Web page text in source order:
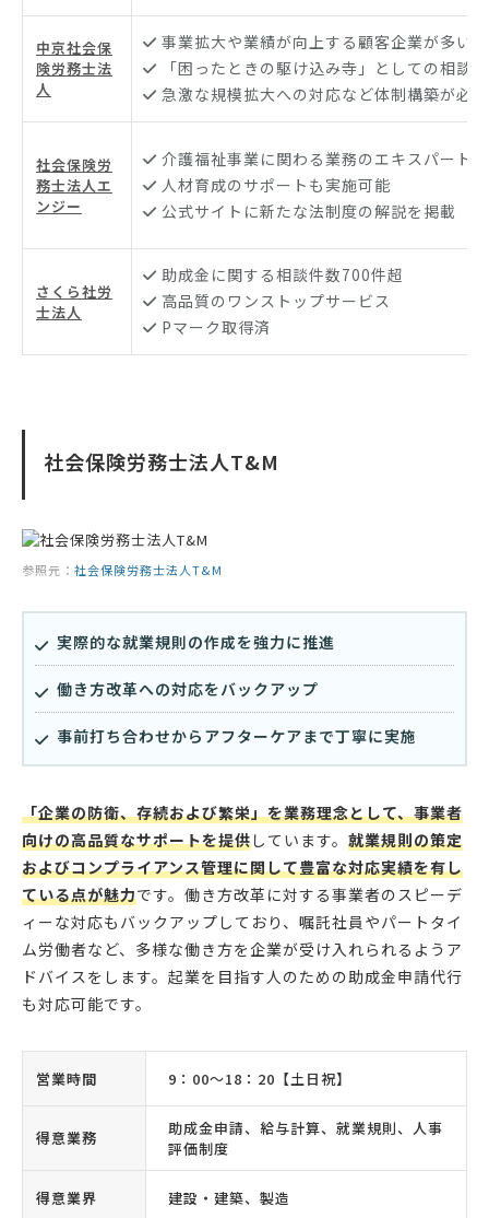
中京社会保
険労務士法
人
事業拡大や業績が向上する顧客企業が多い
「困ったときの駆け込み寺」としての相談
急激な規模拡大への対応など体制構築が必
社会保険労
務士法人エ
ンジー
介護福祉事業に関わる業務のエキスパート
人材育成のサポートも実施可能
公式サイトに新たな法制度の解説を掲載
さくら社労
士法人
助成金に関する相談件数700件超
高品質のワンストップサービス
Pマーク取得済
社会保険労務士法人T&M
参照元： 社会保険労務士法人T&M
実際的な就業規則の作成を強力に推進
働き方改革への対応をバックアップ
事前打ち合わせからアフターケアまで丁寧に実施
「企業の防衛、存続および繁栄」を業務理念として、事業者
向けの高品質なサポートを提供しています。 就業規則の策定
およびコンプライアンス管理に関して豊富な対応実績を有し
ている点が魅力です。働き方改革に対する事業者のスピーデ
ィーな対応もバックアップしており、嘱託社員やパートタイ
ム労働者など、多様な働き方を企業が受け入れられるようア
ドバイスをします。起業を目指す人のための助成金申請代行
も対応可能です。
営業時間 9：00〜18：20【土日祝】
得意業務
助成金申請、給与計算、就業規則、人事
評価制度
得意業界 建設・建築、製造